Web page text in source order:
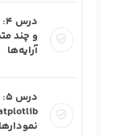
و چند
آرایه‌ها